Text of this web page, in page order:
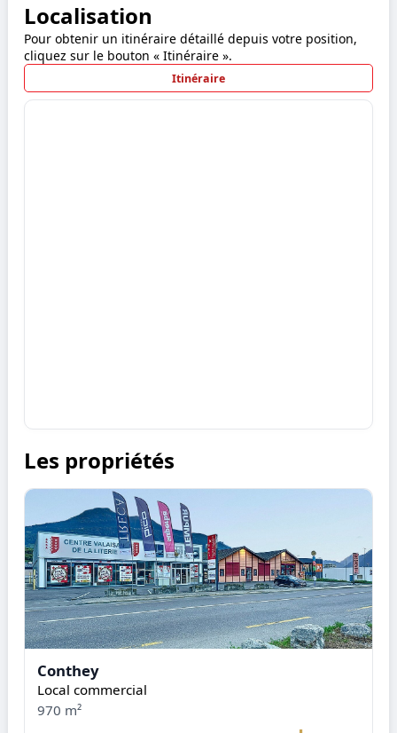
Localisation
Pour obtenir un itinéraire détaillé depuis votre position,
cliquez sur le bouton « Itinéraire ».
Itinéraire
Les propriétés
Conthey
Local commercial
970 m²